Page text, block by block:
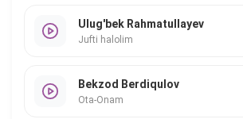
Ulug'bek Rahmatullayev
Jufti halolim
Bekzod Berdiqulov
Ota-Onam